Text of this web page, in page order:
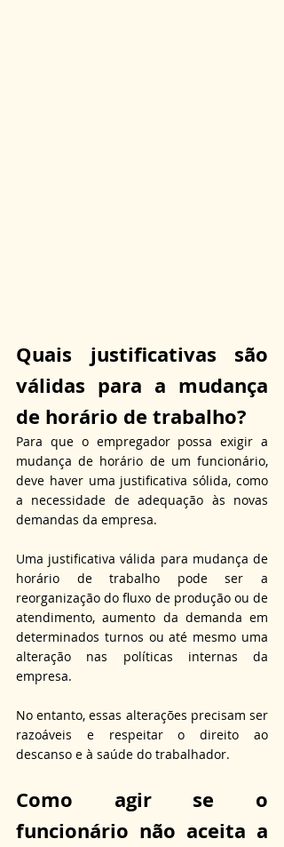
Quais justificativas são
válidas para a mudança
de horário de trabalho?
Para que o empregador possa exigir a
mudança de horário de um funcionário,
deve haver uma justificativa sólida, como
a necessidade de adequação às novas
demandas da empresa.
Uma justificativa válida para mudança de
horário de trabalho pode ser a
reorganização do fluxo de produção ou de
atendimento, aumento da demanda em
determinados turnos ou até mesmo uma
alteração nas políticas internas da
empresa.
No entanto, essas alterações precisam ser
razoáveis e respeitar o direito ao
descanso e à saúde do trabalhador.
Como agir se o
funcionário não aceita a